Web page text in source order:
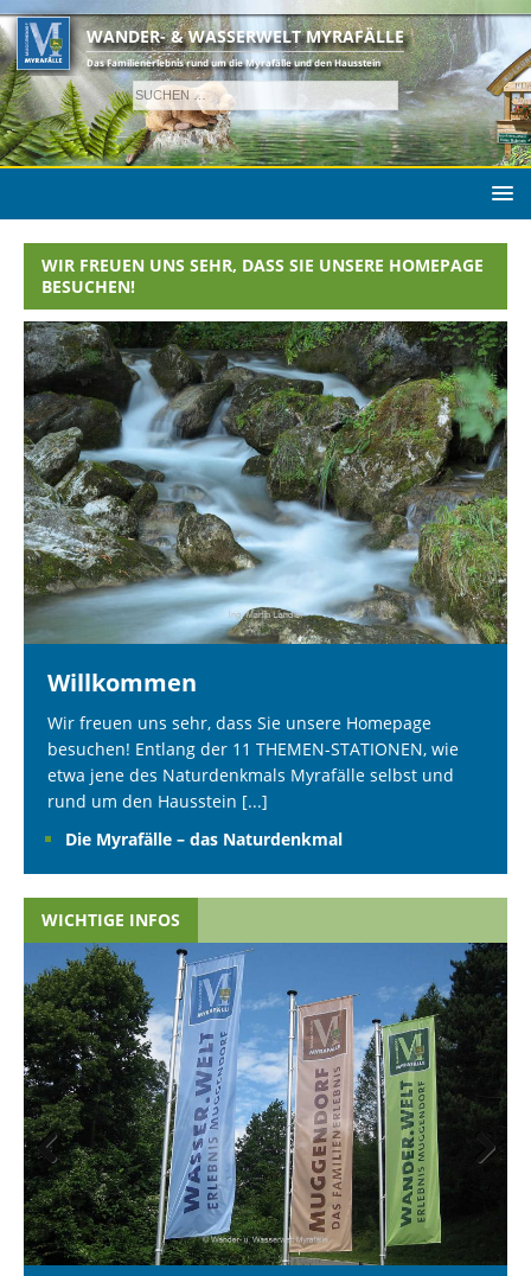
WANDER- & WASSERWELT MYRAFÄLLE
Das Familienerlebnis rund um die Myrafälle und den Hausstein
WIR FREUEN UNS SEHR, DASS SIE UNSERE HOMEPAGE
BESUCHEN!
Willkommen
Wir freuen uns sehr, dass Sie unsere Homepage
besuchen! Entlang der 11 THEMEN-STATIONEN, wie
etwa jene des Naturdenkmals Myrafälle selbst und
rund um den Hausstein [...]
Die Myrafälle – das Naturdenkmal
WICHTIGE INFOS
Prev
ious